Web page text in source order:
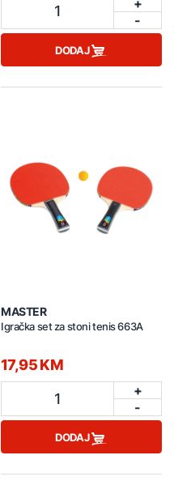
1
-
DODAJ
MASTER
Igračka set za stoni tenis 663A
17,95 KM
1
+
-
DODAJ